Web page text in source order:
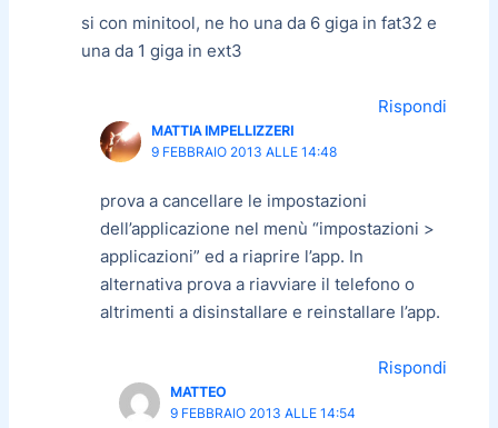
si con minitool, ne ho una da 6 giga in fat32 e
una da 1 giga in ext3
Rispondi
MATTIA IMPELLIZZERI
9 FEBBRAIO 2013 ALLE 14:48
prova a cancellare le impostazioni
dell’applicazione nel menù “impostazioni >
applicazioni” ed a riaprire l’app. In
alternativa prova a riavviare il telefono o
altrimenti a disinstallare e reinstallare l’app.
Rispondi
MATTEO
9 FEBBRAIO 2013 ALLE 14:54